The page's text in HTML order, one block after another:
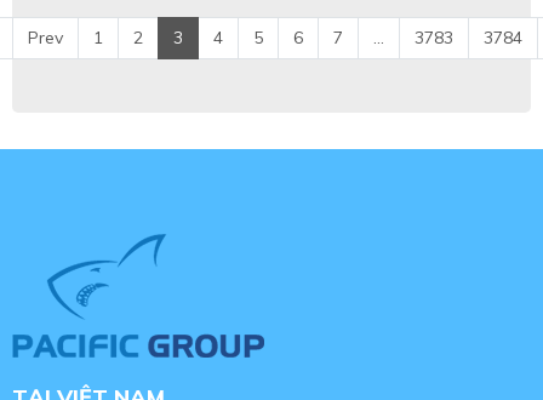
Prev 1 2 3 4 5 6 7 ... 3783 3784